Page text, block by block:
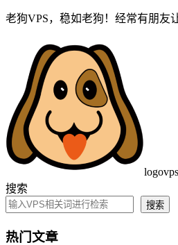
老狗VPS，稳如老狗！经常有朋友
logovps
搜索
搜索
热门文章